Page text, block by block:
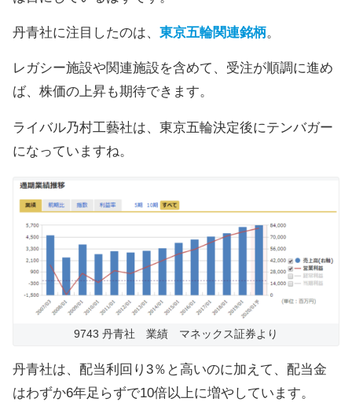
丹青社に注目したのは、 東京五輪関連銘柄。
レガシー施設や関連施設を含めて、受注が順調に進め
ば、株価の上昇も期待できます。
ライバル乃村工藝社は、東京五輪決定後にテンバガー
になっていますね。
9743 丹青社 業績 マネックス証券より
丹青社は、配当利回り3％と高いのに加えて、配当金
はわずか6年足らずで10倍以上に増やしています。